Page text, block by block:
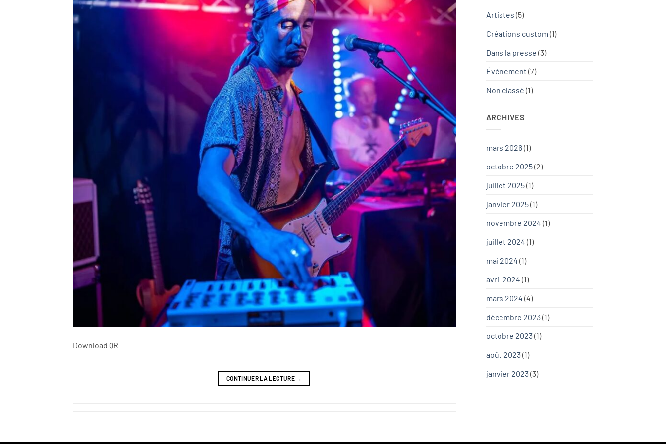
Download QR
CONTINUER LA LECTURE →
Artistes (5)
Créations custom (1)
Dans la presse (3)
Évènement (7)
Non classé (1)
ARCHIVES
mars 2026(1)
octobre 2025(2)
juillet 2025(1)
janvier 2025(1)
novembre 2024 (1)
juillet 2024 (1)
mai 2024 (1)
avril 2024 (1)
mars 2024 (4)
décembre 2023(1)
octobre 2023(1)
août 2023(1)
janvier 2023(3)